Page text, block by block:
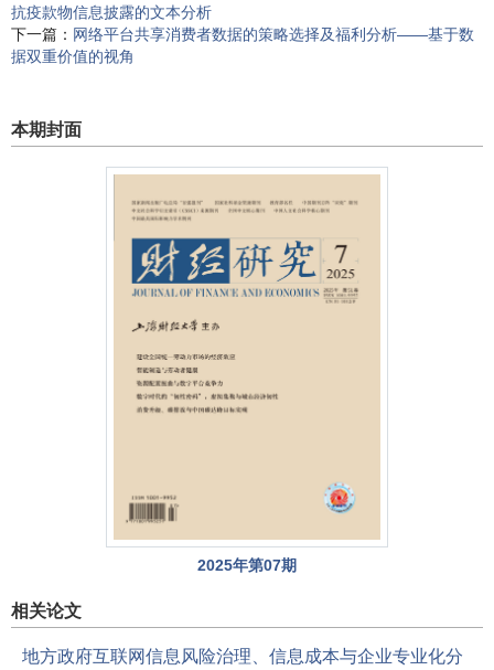
抗疫款物信息披露的文本分析
下一篇： 网络平台共享消费者数据的策略选择及福利分析——基于数
据双重价值的视角
本期封面
2025年第07期
相关论文
地方政府互联网信息风险治理、信息成本与企业专业化分